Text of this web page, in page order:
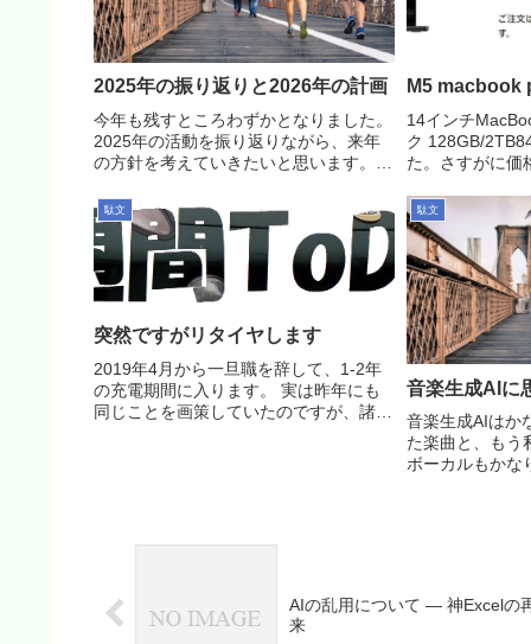
2025年の振り返りと2026年の計画
今年も残すところわずかとなりました。
2025年の活動を振り返りながら、来年
の方針を考えていきたいと思います。
な副業に挑戦しました。スタートアップ
企業での開発や、データパイプラインの
構築など、毎月0.3人...
M5 macbook
14インチ
ク 128GB/
た。さすがに価
注文するのは
した。私の用途
駄文
突然ですがリタイヤします
2019年4月から一旦職を辞して、1-2年
の充電期間に入ります。 実は昨年にも
同じことを画策していたのですが、諸事
駄文
音楽生成AIに
音楽生成AIはか
た楽曲と、もう
ボーカルもかな
AIの乱用について ― 神Excelの
来